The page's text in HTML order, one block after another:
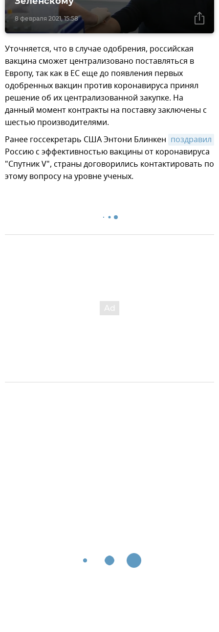
8 февраля 2021, 15:58
Уточняется, что в случае одобрения, российская
вакцина сможет централизовано поставляться в
Европу, так как в ЕС еще до появления первых
одобренных вакцин против коронавируса принял
решение об их централизованной закупке. На
данный момент контракты на поставку заключены с
шестью производителями.
Ранее госсекретарь США Энтони Блинкен поздравил
Россию с эффективностью вакцины от коронавируса
"Спутник V", страны договорились контактировать по
этому вопросу на уровне ученых.